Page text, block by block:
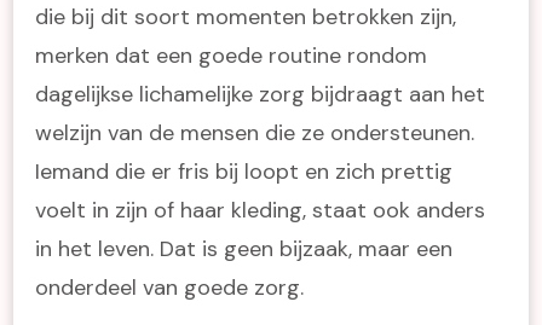
die bij dit soort momenten betrokken zijn,
merken dat een goede routine rondom
dagelijkse lichamelijke zorg bijdraagt aan het
welzijn van de mensen die ze ondersteunen.
Iemand die er fris bij loopt en zich prettig
voelt in zijn of haar kleding, staat ook anders
in het leven. Dat is geen bijzaak, maar een
onderdeel van goede zorg.